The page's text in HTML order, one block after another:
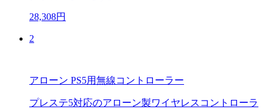
28,308円
2
アローン PS5用無線コントローラー
プレステ5対応のアローン製ワイヤレスコントローラ